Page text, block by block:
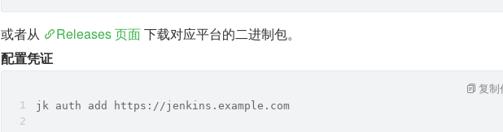
或者从 Releases 页面 下载对应平台的二进制包。
配置凭证
jk auth add https://jenkins.example.com
复制